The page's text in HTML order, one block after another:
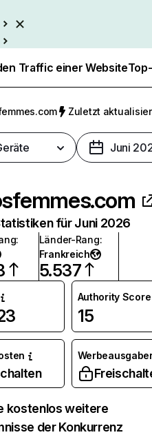
Traffic einer Website
Zuletzt
Juni
für Juni 2026
:
Länder-Rang:
Frankreich
5.537
Authority Score
15
kostenlos weitere
der Konkurrenz